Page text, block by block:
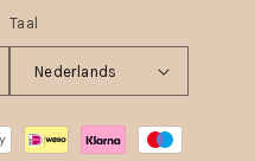
Taal
Nederlands